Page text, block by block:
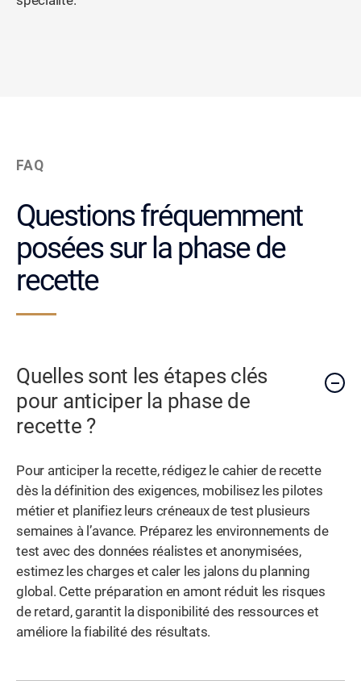
FAQ
Questions fréquemment
posées sur la phase de
recette
Quelles sont les étapes clés
pour anticiper la phase de
recette ?
Pour anticiper la recette, rédigez le cahier de recette
dès la définition des exigences, mobilisez les pilotes
métier et planifiez leurs créneaux de test plusieurs
semaines à l’avance. Préparez les environnements de
test avec des données réalistes et anonymisées,
estimez les charges et caler les jalons du planning
global. Cette préparation en amont réduit les risques
de retard, garantit la disponibilité des ressources et
améliore la fiabilité des résultats.